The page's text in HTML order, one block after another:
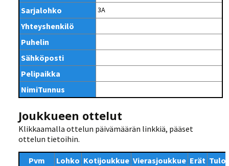
Sarjalohko 3A
Yhteyshenkilö
Puhelin
Sähköposti
Pelipaikka
NimiTunnus
Joukkueen ottelut
Klikkaamalla ottelun päivämäärän linkkiä, pääset
ottelun tietoihin.
Pvm Lohko Kotijoukkue Vierasjoukkue Erät